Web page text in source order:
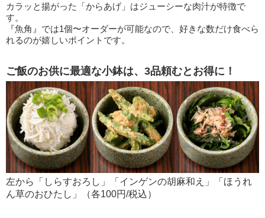
カラッと揚がった「からあげ」はジューシーな肉汁が特徴で
す。
『魚角』では1個〜オーダーが可能なので、好きな数だけ食べら
れるのが嬉しいポイントです。
ご飯のお供に最適な小鉢は、3品頼むとお得に！
左から「しらすおろし」「インゲンの胡麻和え」「ほうれ
ん草のおひたし」（各100円/税込）